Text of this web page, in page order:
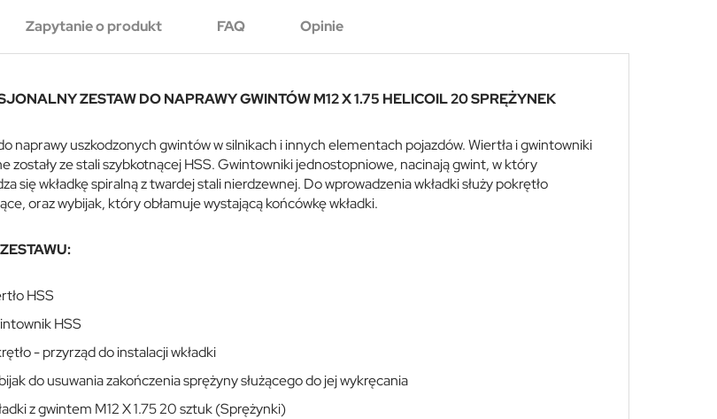
Zapytanie o produkt FAQ Opinie
ZESTAW DO NAPRAWY GWINTÓW M12 X 1.75 HELICOIL 20 SPRĘŻYNEK
naprawy uszkodzonych gwintów w silnikach i innych elementach pojazdów. Wiertła i gwintowniki
zostały ze stali szybkotnącej HSS. Gwintowniki jednostopniowe, nacinają gwint, w który
się wkładkę spiralną z twardej stali nierdzewnej. Do wprowadzenia wkładki służy pokrętło
oraz wybijak, który obłamuje wystającą końcówkę wkładki.
HSS
HSS
- przyrząd do instalacji wkładki
do usuwania zakończenia sprężyny służącego do jej wykręcania
z gwintem M12 X 1.75 20 sztuk (Sprężynki)